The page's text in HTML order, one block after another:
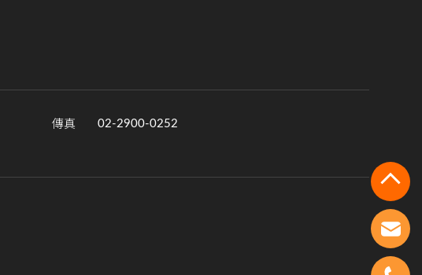
傳真 02-2900-0252